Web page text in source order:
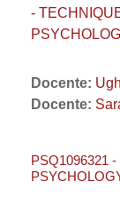
-
Docente:
Docente:
PSQ1096321